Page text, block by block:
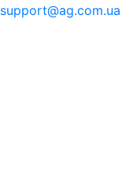
support@ag.com.ua